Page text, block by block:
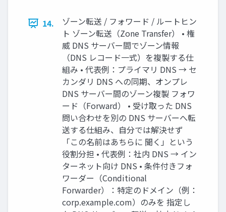
14.
ゾーン転送 / フォワード / ルートヒン
ト ゾーン転送（Zone Transfer） • 権
威 DNS サーバー間でゾーン情報
（DNS レコード一式）を複製する仕
組み • 代表例：プライマリ DNS → セ
カンダリ DNS への同期、オンプレ
DNS サーバー間のゾーン複製 フォワ
ード（Forward） • 受け取った DNS
問い合わせを別の DNS サーバーへ転
送する仕組み、自分では解決せず
「この名前はあちらに 聞く」という
役割分担 • 代表例：社内 DNS → イン
ターネット向け DNS • 条件付きフォ
ワーダー（Conditional
Forwarder）：特定のドメイン（例：
corp.example.com）のみを 指定し